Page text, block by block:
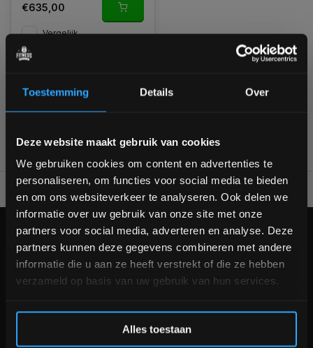
Toestemming Details Over
Deze website maakt gebruik van cookies
We gebruiken cookies om content en advertenties te
personaliseren, om functies voor social media te bieden
en om ons websiteverkeer te analyseren. Ook delen we
informatie over uw gebruik van onze site met onze
partners voor social media, adverteren en analyse. Deze
partners kunnen deze gegevens combineren met andere
informatie die u aan ze heeft verstrekt of die ze hebben
verzameld op basis van uw gebruik van hun services.
Alles toestaan
€635,00
Vergelijk
1
KLANTENSERVICE
Veelgestelde vragen
+31 (0)24 645 1309
Bam! 5% korting op je volgende
bestelling
Schrijf je in voor onze nieuwsbrief om op de hoogte te
blijven over onze nieuwe producten, deals en meer
interessante info. Ontvang 5% korting op je eerstvolgende
aankoop! 😀
Inschrijven